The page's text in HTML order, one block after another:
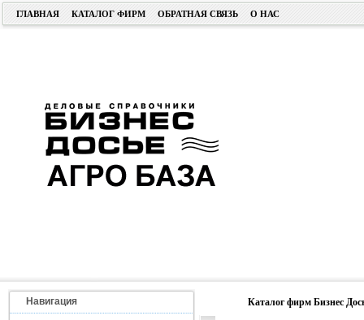
ГЛАВНАЯ КАТАЛОГ ФИРМ ОБРАТНАЯ СВЯЗЬ О НАС
Навигация Каталог фирм Бизнес